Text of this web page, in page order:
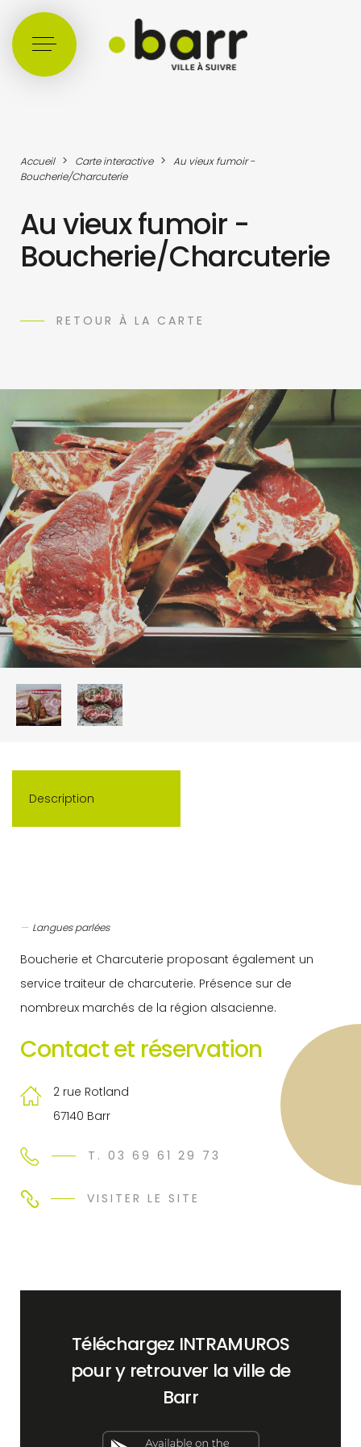
Accueil > Carte interactive > Au vieux fumoir -
Boucherie/Charcuterie
Au vieux fumoir -
Boucherie/Charcuterie
RETOUR À LA CARTE
Description
Langues parlées
Boucherie et Charcuterie proposant également un
service traiteur de charcuterie. Présence sur de
nombreux marchés de la région alsacienne.
Contact et réservation
2 rue Rotland
67140 Barr
T. 03 69 61 29 73
VISITER LE SITE
Téléchargez INTRAMUROS
pour y retrouver la ville de
Barr